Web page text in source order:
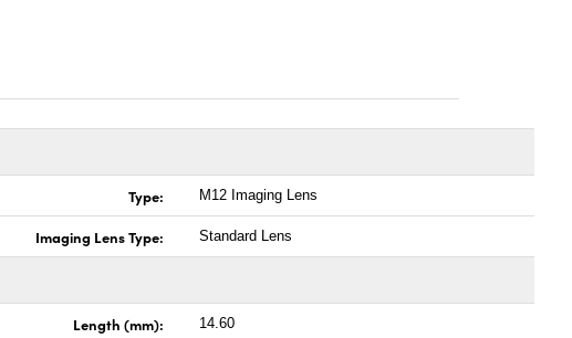
Type: M12 Imaging Lens
Imaging Lens Type: Standard Lens
Length (mm): 14.60